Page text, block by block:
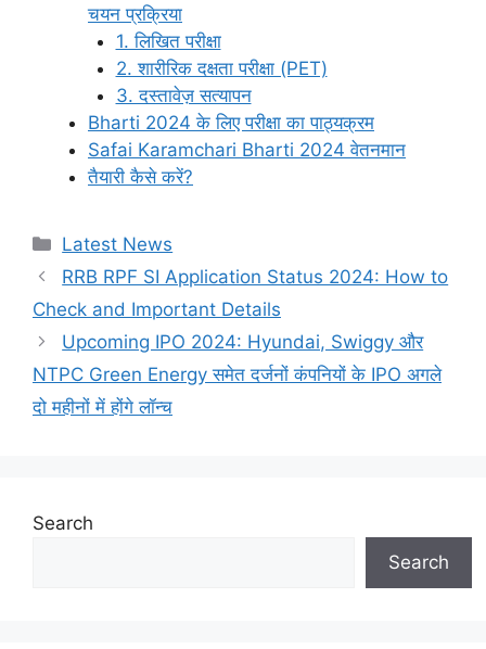
चयन प्रक्रिया
1. लिखित परीक्षा
2. शारीरिक दक्षता परीक्षा (PET)
3. दस्तावेज़ सत्यापन
Bharti 2024 के लिए परीक्षा का पाठ्यक्रम
Safai Karamchari Bharti 2024 वेतनमान
तैयारी कैसे करें?
Categories
Latest News
RRB RPF SI Application Status 2024: How to
Check and Important Details
Upcoming IPO 2024: Hyundai, Swiggy और
NTPC Green Energy समेत दर्जनों कंपनियों के IPO अगले
दो महीनों में होंगे लॉन्च
Search
Search